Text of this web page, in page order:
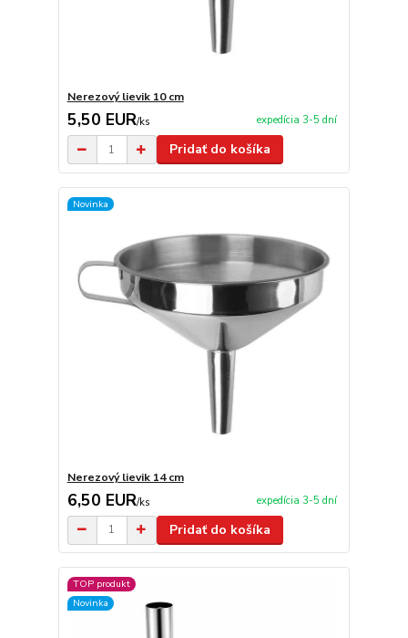
Nerezový lievik 10 cm
5,50 EUR/ks expedícia 3-5 dní
Pridať do košíka
Novinka
Nerezový lievik 14 cm
6,50 EUR/ks expedícia 3-5 dní
Pridať do košíka
TOP produkt
Novinka